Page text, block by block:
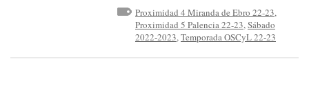
D
Proximidad 4 Miranda de Ebro 22-23,
Proximidad 5 Palencia 22-23,Sábado
2022-2023,Temporada OSCyL 22-23